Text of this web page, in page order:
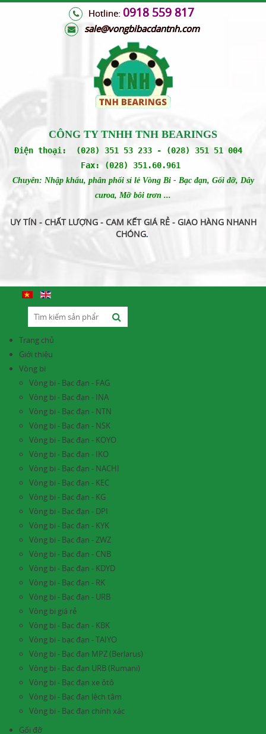
Hotline: 0918 559 817
sale@vongbibacdantnh.com
CÔNG TY TNHH TNH BEARINGS
Điện thoại: (028) 351 53 233 - (028) 351 51 004
Fax: (028) 351.60.961
Chuyên: Nhập khẩu, phân phối sỉ lẻ Vòng Bi - Bạc đạn, Gối đỡ, Dây
curoa, Mỡ bôi trơn ...
UY TÍN - CHẤT LƯỢNG - CAM KẾT GIÁ RẺ - GIAO HÀNG NHANH
CHÓNG.
Trang chủ
Giới thiệu
Vòng bi
Vòng bi - Bạc đạn - FAG
Vòng bi - Bạc đạn - INA
Vòng bi - Bạc đạn - NTN
Vòng bi - Bạc đạn - NSK
Vòng bi - Bạc đạn - KOYO
Vòng bi - Bạc đạn - IKO
Vòng bi - Bạc đạn - NACHI
Vòng bi - Bạc đạn - KEC
Vòng bi - Bạc đạn - KG
Vòng bi - Bạc đạn - DPI
Vòng bi - Bạc đạn - KYK
Vòng bi - Bạc đạn - ZWZ
Vòng bi - Bạc đạn - CNB
Vòng bi - Bạc đạn - KDYD
Vòng bi - Bạc đạn - RK
Vòng bi - Bạc đạn - URB
Vòng bi giá rẻ
Vòng bị - Bạc đạn - KBK
Vòng bi - bạc đạn - TAIYO
Vòng bi - Bạc đạn MPZ (Berlarus)
Vòng bi - Bạc đạn URB (Rumani)
Vòng bi - Bạc đạn xe ôtô
Vòng bi - Bạc đạn lệch tâm
Vòng bi - Bạc đạn chính xác
Gối đỡ